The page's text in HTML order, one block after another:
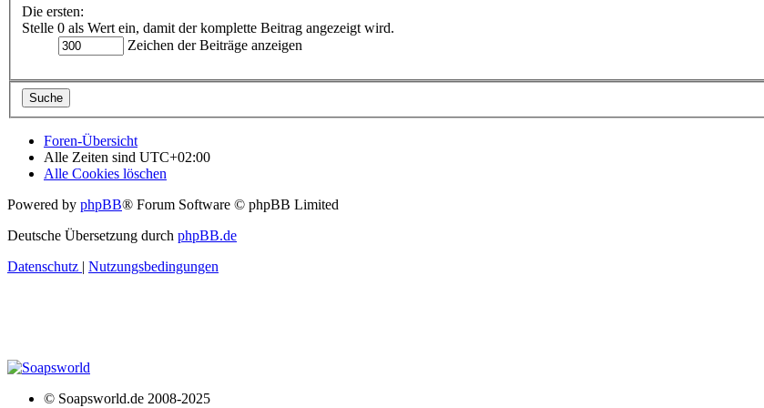
Die ersten:
Stelle 0 als Wert ein, damit der komplette Beitrag angezeigt wird.
Zeichen der Beiträge anzeigen
Foren-Übersicht
Alle Zeiten sind UTC+02:00
Alle Cookies löschen
Powered by phpBB® Forum Software © phpBB Limited
Deutsche Übersetzung durch phpBB.de
Datenschutz | Nutzungsbedingungen
© Soapsworld.de 2008-2025